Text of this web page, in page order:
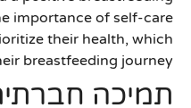
importance of self-care
their health, which
breastfeeding journey.
תמיכה